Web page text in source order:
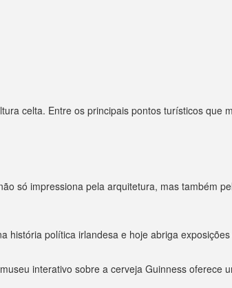
celta. Entre os principais pontos turísticos que
só impressiona pela arquitetura, mas também
história política irlandesa e hoje abriga
interativo sobre a cerveja Guinness oferece